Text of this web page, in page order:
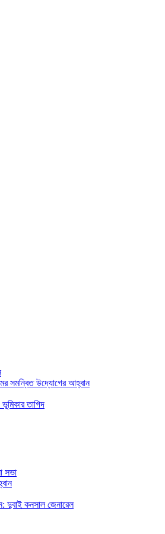
সমন্বিত উদ্যোগের আহ্বান
তাগিদ
সভা
দুবাই কনসাল জেনারেল